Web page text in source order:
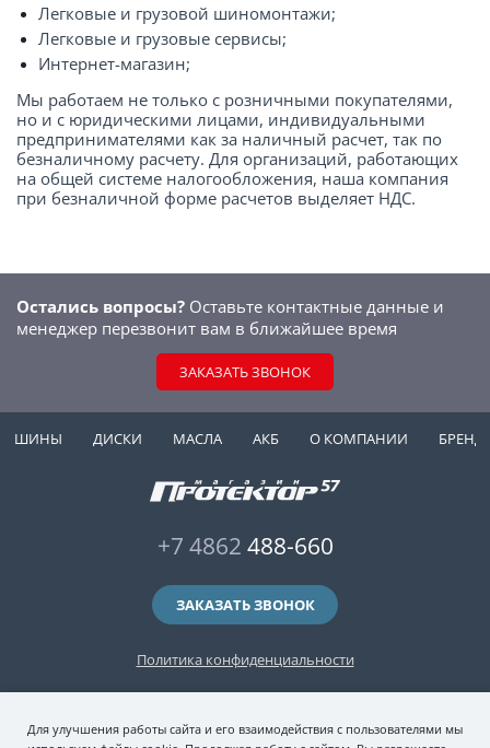
Легковые и грузовой шиномонтажи;
Легковые и грузовые сервисы;
Интернет-магазин;
Мы работаем не только с розничными покупателями,
но и с юридическими лицами, индивидуальными
предпринимателями как за наличный расчет, так по
безналичному расчету. Для организаций, работающих
на общей системе налогообложения, наша компания
при безналичной форме расчетов выделяет НДС.
Остались вопросы? Оставьте контактные данные и
менеджер перезвонит вам в ближайшее время
ЗАКАЗАТЬ ЗВОНОК
ШИНЫ ДИСКИ МАСЛА АКБ О КОМПАНИИ
Политика конфиденциальности
+7 4862 488-660
ЗАКАЗАТЬ ЗВОНОК
2006-2026 © интернет-магазин "Протектор 57" — автомобильные шины
(зимние и летние шины), колесные диски, шиномонтаж и хранение шин.
Для улучшения работы сайта и его взаимодействия с пользователями мы